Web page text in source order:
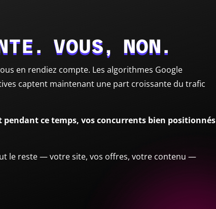
VOUS, NON.
en rendiez compte. Les algorithmes Google
captent maintenant une part croissante du trafic
ce temps, vos concurrents bien positionnés
le reste — votre site, vos offres, votre contenu —